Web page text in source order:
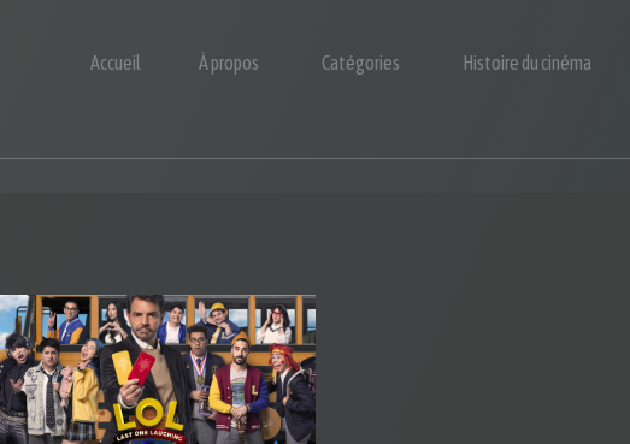
Accueil À propos Catégories Histoire du cinéma